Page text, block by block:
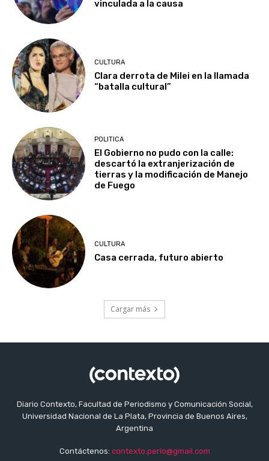
vinculada a la causa
CULTURA
Clara derrota de Milei en la llamada
“batalla cultural”
POLITICA
El Gobierno no pudo con la calle:
descartó la extranjerización de
tierras y la modificación de Manejo
de Fuego
CULTURA
Casa cerrada, futuro abierto
Cargar más
Diario Contexto, Facultad de Periodismo y Comunicación Social,
Universidad Nacional de La Plata, Provincia de Buenos Aires,
Argentina
Contáctenos: contexto.perio@gmail.com